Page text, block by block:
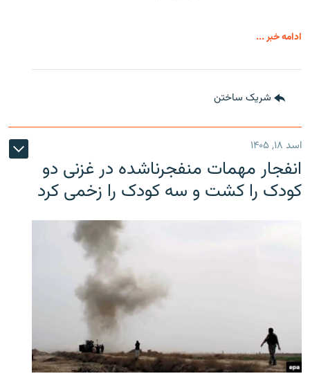
ادامه خبر ...
شریک ساختن
اسد ۱۸, ۱۴۰۵
انفجار مهمات منفجرناشده در غزنی دو
کودک را کشت و سه کودک را زخمی کرد